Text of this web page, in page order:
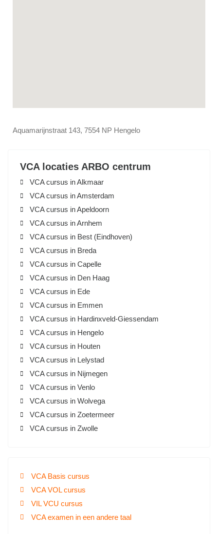
Aquamarijnstraat 143, 7554 NP Hengelo
VCA locaties ARBO centrum
VCA cursus in Alkmaar
VCA cursus in Amsterdam
VCA cursus in Apeldoorn
VCA cursus in Arnhem
VCA cursus in Best (Eindhoven)
VCA cursus in Breda
VCA cursus in Capelle
VCA cursus in Den Haag
VCA cursus in Ede
VCA cursus in Emmen
VCA cursus in Hardinxveld-Giessendam
VCA cursus in Hengelo
VCA cursus in Houten
VCA cursus in Lelystad
VCA cursus in Nijmegen
VCA cursus in Venlo
VCA cursus in Wolvega
VCA cursus in Zoetermeer
VCA cursus in Zwolle
VCA Basis cursus
VCA VOL cursus
VIL VCU cursus
VCA examen in een andere taal